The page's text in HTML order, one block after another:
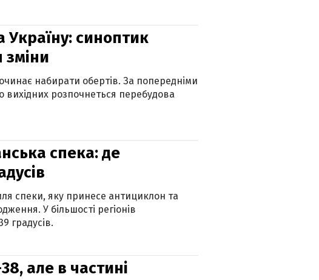
синоптик
зміни
набирати обертів. За попередніми
розпочнеться перебудова
спека: де
спеки, яку принесе антициклон та
У більшості регіонів
градусів.
але в частині